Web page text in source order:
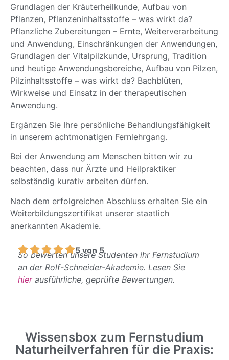
Grundlagen der Kräuterheilkunde, Aufbau von
Pflanzen, Pflanzeninhaltsstoffe – was wirkt da?
Pflanzliche Zubereitungen – Ernte, Weiterverarbeitung
und Anwendung, Einschränkungen der Anwendungen,
Grundlagen der Vitalpilzkunde, Ursprung, Tradition
und heutige Anwendungsbereiche, Aufbau von Pilzen,
Pilzinhaltsstoffe – was wirkt da? Bachblüten,
Wirkweise und Einsatz in der therapeutischen
Anwendung.
Ergänzen Sie Ihre persönliche Behandlungsfähigkeit
in unserem achtmonatigen Fernlehrgang.
Bei der Anwendung am Menschen bitten wir zu
beachten, dass nur Ärzte und Heilpraktiker
selbständig kurativ arbeiten dürfen.
Nach dem erfolgreichen Abschluss erhalten Sie ein
Weiterbildungszertifikat unserer staatlich
anerkannten Akademie.
5 von 5
So bewerten unsere Studenten ihr Fernstudium
an der Rolf-Schneider-Akademie. Lesen Sie
hierausführliche, geprüfte Bewertungen.
Wissensbox zum Fernstudium
Naturheilverfahren für die Praxis: